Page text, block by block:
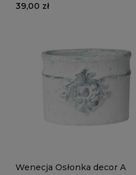
39,00 zł
Wenecja Osłonka decor A